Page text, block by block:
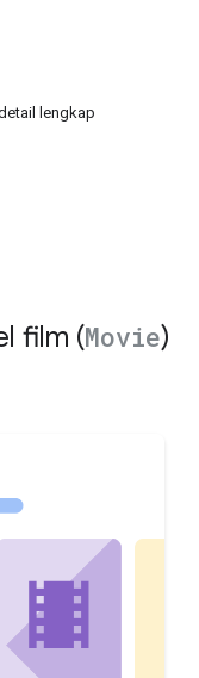
lengkap
film (Movie)